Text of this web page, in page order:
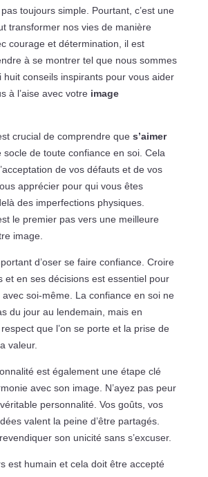
toujours simple. Pourtant, c’est une
transformer nos vies de manière
courage et détermination, il est
à se montrer tel que nous sommes
huit conseils inspirants pour vous aider
à l’aise avec votre image
crucial de comprendre que s’aimer
de toute confiance en soi. Cela
de vos défauts et de vos
apprécier pour qui vous êtes
des imperfections physiques.
le premier pas vers une meilleure
image.
d’oser se faire confiance. Croire
et en ses décisions est essentiel pour
avec soi-même. La confiance en soi ne
du jour au lendemain, mais en
que l’on se porte et la prise de
valeur.
est également une étape clé
avec son image. N’ayez pas peur
personnalité. Vos goûts, vos
valent la peine d’être partagés.
son unicité sans s’excuser.
est humain et cela doit être accepté